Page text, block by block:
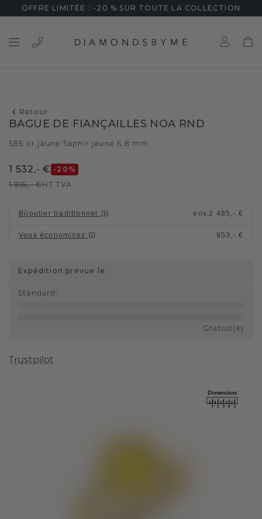
OFFRE LIMITÉE : -20 % SUR TOUTE LA COLLECTION
Retour
BAGUE DE FIANÇAILLES NOA RND
585 or jaune Saphir jaune 6.8 mm
1 532,- € -20 %
1 915,- €HT TVA
Bijoutier traditionnel : env.2 485,- €
Vous économisez: 953,- €
Expédition prévue le:
Standard :
Gratuit(e)
Trustpilot